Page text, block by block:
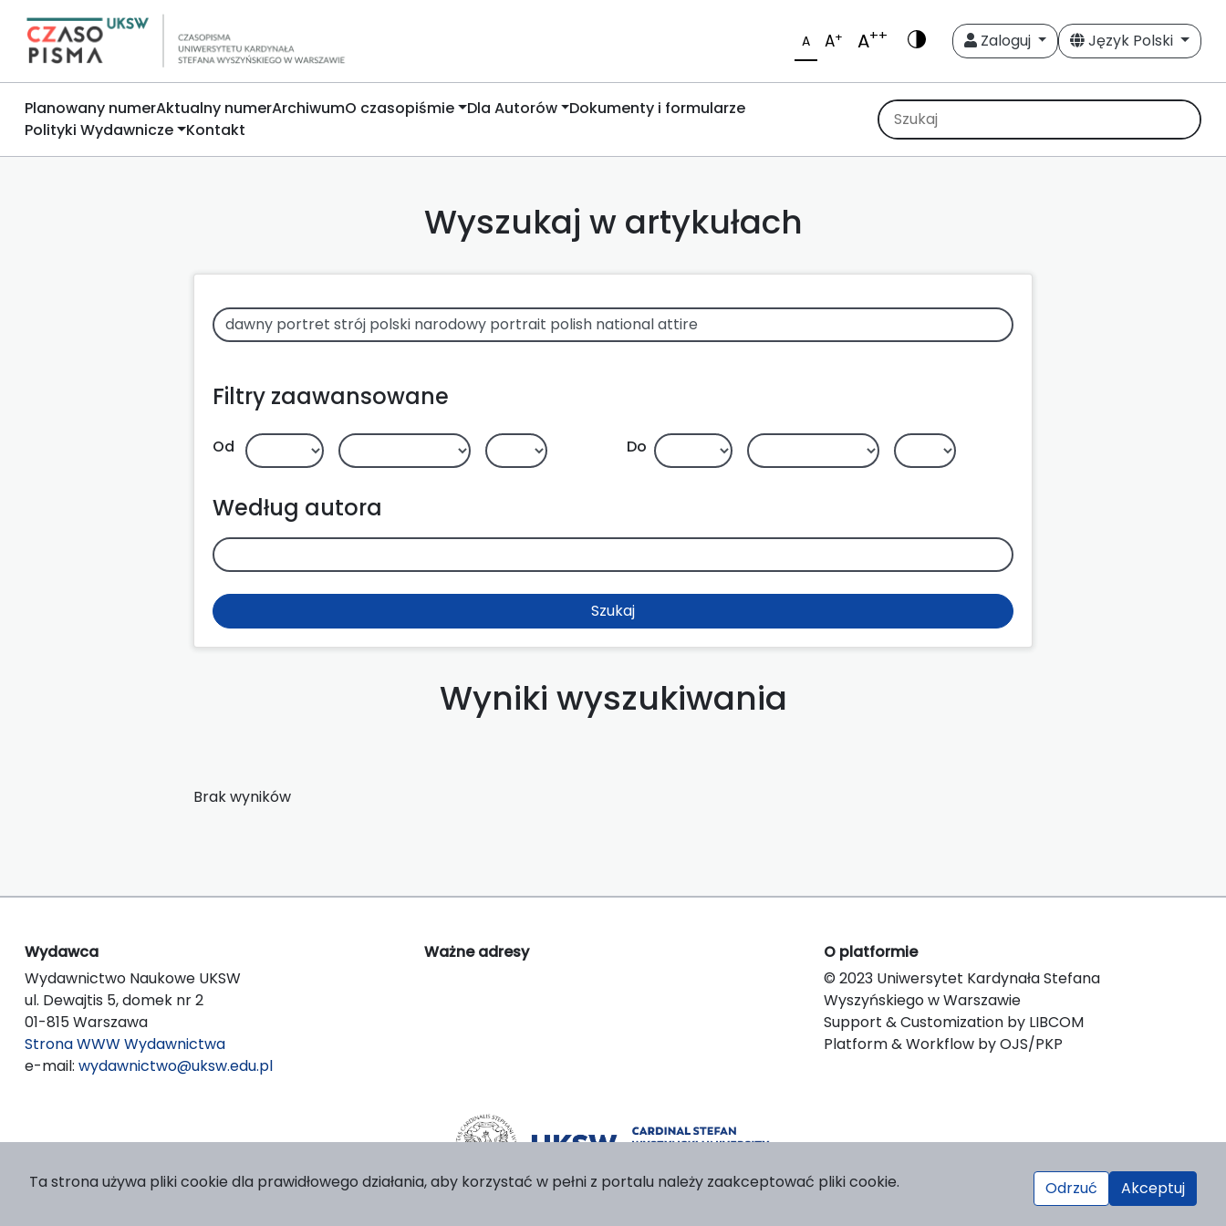
A A+ A++ Zaloguj Język Polski
Planowany numerAktualny numerArchiwumO czasopiśmie Dla Autorów
Dokumenty i formularze
Polityki Wydawnicze Kontakt
Wyszukaj w artykułach
Filtry zaawansowane
Od Do
Według autora
Szukaj
Wyniki wyszukiwania
Brak wyników
Wydawca
Wydawnictwo Naukowe UKSW
ul. Dewajtis 5, domek nr 2
01-815 Warszawa
Strona WWW Wydawnictwa
e-mail: wydawnictwo@uksw.edu.pl
Ważne adresy
O platformie
© 2023 Uniwersytet Kardynała Stefana
Wyszyńskiego w Warszawie
Support & Customization by LIBCOM
Platform & Workflow by OJS/PKP
Ta strona używa pliki cookie dla prawidłowego działania, aby korzystać w pełni z portalu należy zaakceptować pliki cookie. Odrzuć Akceptuj